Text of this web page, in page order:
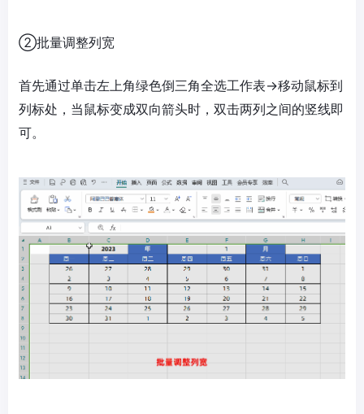
②批量调整列宽
首先通过单击左上角绿色倒三角全选工作表→移动鼠标到
列标处，当鼠标变成双向箭头时，双击两列之间的竖线即
可。